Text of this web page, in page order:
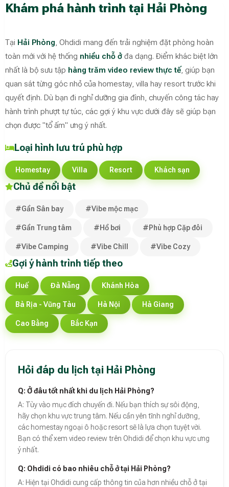
Khám phá hành trình tại Hải Phòng
Tại Hải Phòng, Ohdidi mang đến trải nghiệm đặt phòng hoàn
toàn mới với hệ thống nhiều chỗ ở đa dạng. Điểm khác biệt lớn
nhất là bộ sưu tập hàng trăm video review thực tế, giúp bạn
quan sát từng góc nhỏ của homestay, villa hay resort trước khi
quyết định. Dù bạn đi nghỉ dưỡng gia đình, chuyến công tác hay
hành trình phượt tự túc, các gợi ý khu vực dưới đây sẽ giúp bạn
chọn được "tổ ấm" ưng ý nhất.
Loại hình lưu trú phù hợp
Homestay Villa Resort Khách sạn
Chủ đề nổi bật
#Gần Sân bay #Vibe mộc mạc
#Gần Trung tâm #Hồ bơi #Phù hợp Cặp đôi
#Vibe Camping #Vibe Chill #Vibe Cozy
Gợi ý hành trình tiếp theo
Huế Đà Nẵng Khánh Hòa
Bà Rịa - Vũng Tàu Hà Nội Hà Giang
Cao Bằng Bắc Kạn
Hỏi đáp du lịch tại Hải Phòng
Q: Ở đâu tốt nhất khi du lịch Hải Phòng?
A: Tùy vào mục đích chuyến đi. Nếu bạn thích sự sôi động,
hãy chọn khu vực trung tâm. Nếu cần yên tĩnh nghỉ dưỡng,
các homestay ngoại ô hoặc resort sẽ là lựa chọn tuyệt vời.
Bạn có thể xem video review trên Ohdidi để chọn khu vực ưng
ý nhất.
Q: Ohdidi có bao nhiêu chỗ ở tại Hải Phòng?
A: Hiện tại Ohdidi cung cấp thông tin của hơn nhiều chỗ ở tại